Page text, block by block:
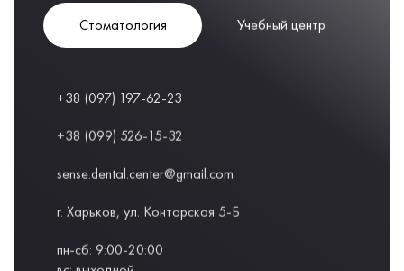
Стоматология Учебный центр
+38 (097) 197-62-23
+38 (099) 526-15-32
sense.dental.center@gmail.com
г. Харьков, ул. Конторская 5-Б
пн-сб: 9:00-20:00